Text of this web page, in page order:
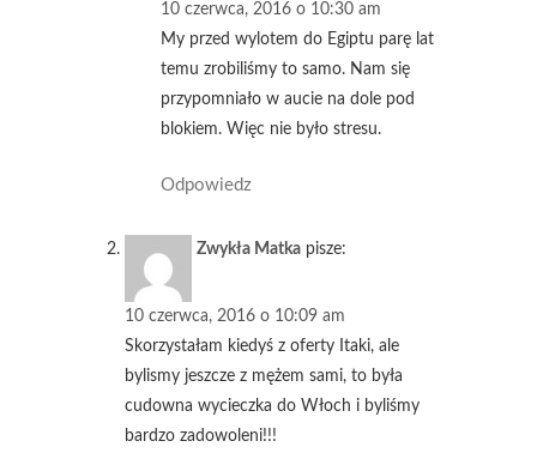
10 czerwca, 2016 o 10:30 am
My przed wylotem do Egiptu parę lat
temu zrobiliśmy to samo. Nam się
przypomniało w aucie na dole pod
blokiem. Więc nie było stresu.
Odpowiedz
Zwykła Matka pisze:
10 czerwca, 2016 o 10:09 am
Skorzystałam kiedyś z oferty Itaki, ale
bylismy jeszcze z mężem sami, to była
cudowna wycieczka do Włoch i byliśmy
bardzo zadowoleni!!!